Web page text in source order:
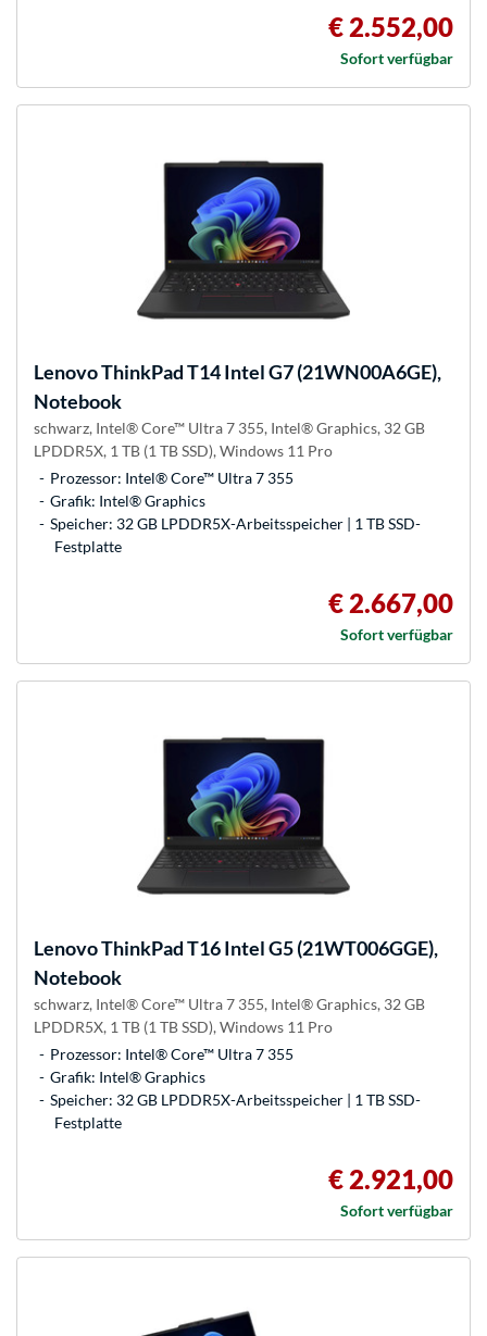
€ 2.552,00
Sofort verfügbar
LenovoThinkPad T14 Intel G7 (21WN00A6GE),
Notebook
schwarz, Intel® Core™ Ultra 7 355, Intel® Graphics, 32 GB
LPDDR5X, 1 TB (1 TB SSD), Windows 11 Pro
Prozessor: Intel® Core™ Ultra 7 355
Grafik: Intel® Graphics
Speicher: 32 GB LPDDR5X-Arbeitsspeicher | 1 TB SSD-
Festplatte
€ 2.667,00
Sofort verfügbar
LenovoThinkPad T16 Intel G5 (21WT006GGE),
Notebook
schwarz, Intel® Core™ Ultra 7 355, Intel® Graphics, 32 GB
LPDDR5X, 1 TB (1 TB SSD), Windows 11 Pro
Prozessor: Intel® Core™ Ultra 7 355
Grafik: Intel® Graphics
Speicher: 32 GB LPDDR5X-Arbeitsspeicher | 1 TB SSD-
Festplatte
€ 2.921,00
Sofort verfügbar